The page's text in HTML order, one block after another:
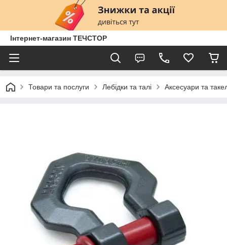
Інтернет-магазин ТЕЧСТОР
Товари та послуги Лебідки та талі Аксесуари та